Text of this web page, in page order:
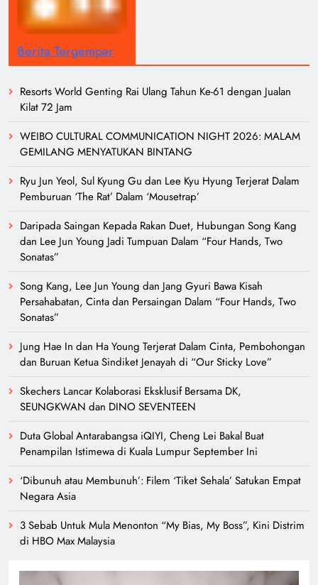
Berita Tergempar
Resorts World Genting Rai Ulang Tahun Ke-61 dengan Jualan
Kilat 72 Jam
WEIBO CULTURAL COMMUNICATION NIGHT 2026: MALAM
GEMILANG MENYATUKAN BINTANG
Ryu Jun Yeol, Sul Kyung Gu dan Lee Kyu Hyung Terjerat Dalam
Pemburuan ‘The Rat’ Dalam ‘Mousetrap’
Daripada Saingan Kepada Rakan Duet, Hubungan Song Kang
dan Lee Jun Young Jadi Tumpuan Dalam “Four Hands, Two
Sonatas”
Song Kang, Lee Jun Young dan Jang Gyuri Bawa Kisah
Persahabatan, Cinta dan Persaingan Dalam “Four Hands, Two
Sonatas”
Jung Hae In dan Ha Young Terjerat Dalam Cinta, Pembohongan
dan Buruan Ketua Sindiket Jenayah di “Our Sticky Love”
Skechers Lancar Kolaborasi Eksklusif Bersama DK,
SEUNGKWAN dan DINO SEVENTEEN
Duta Global Antarabangsa iQIYI, Cheng Lei Bakal Buat
Penampilan Istimewa di Kuala Lumpur September Ini
‘Dibunuh atau Membunuh’: Filem ‘Tiket Sehala’ Satukan Empat
Negara Asia
3 Sebab Untuk Mula Menonton “My Bias, My Boss”, Kini Distrim
di HBO Max Malaysia